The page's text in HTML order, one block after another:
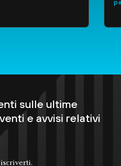
sulle ultime
e avvisi relativi